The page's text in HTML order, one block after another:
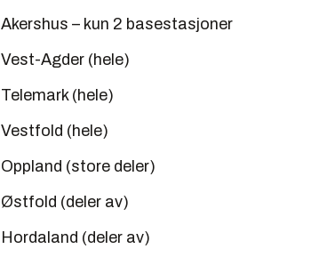
Akershus – kun 2 basestasjoner
Vest-Agder (hele)
Telemark (hele)
Vestfold (hele)
Oppland (store deler)
Østfold (deler av)
Hordaland (deler av)